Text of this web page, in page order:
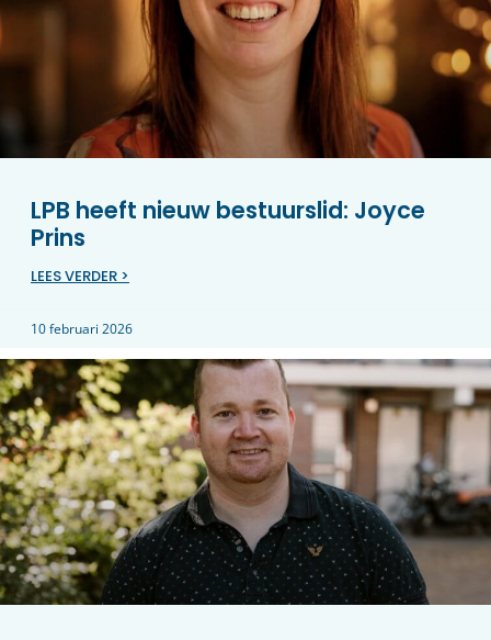
LPB heeft nieuw bestuurslid: Joyce
Prins
LEES VERDER >
10 februari 2026